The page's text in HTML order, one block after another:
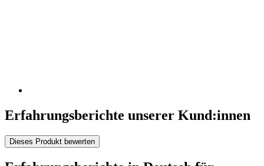
Erfahrungsberichte unserer Kund:innen
Dieses Produkt bewerten